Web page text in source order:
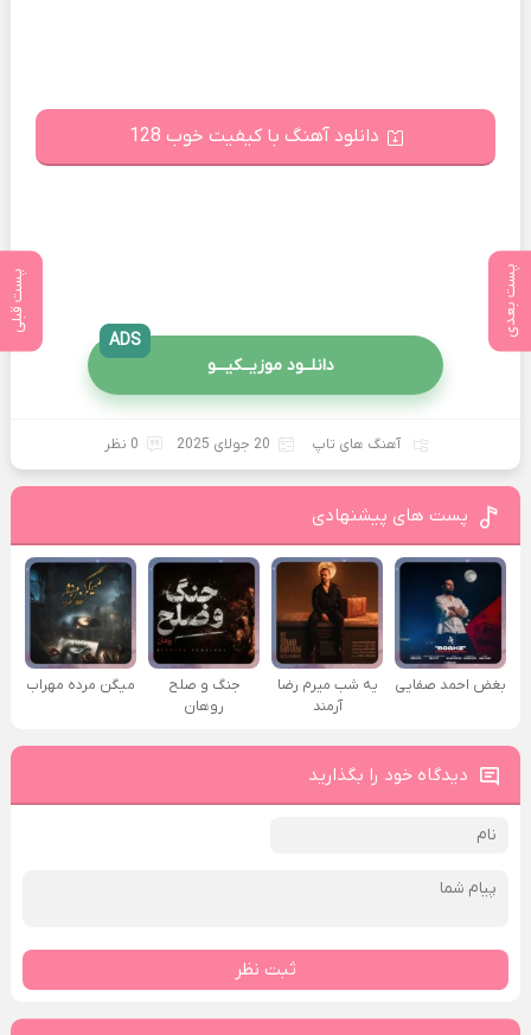
پست بعدی پست قبلی
دانلود آهنگ با کیفیت خوب 128
دانلــود موزیــکیـــو
ADS
آهنگ های تاپ 20 جولای 2025 0 نظر
پست های پیشنهادی
بغض احمد صفایی
یه شب میرم رضا
آرمند
جنگ و صلح
روهان
میگن مرده مهراب
دیدگاه خود را بگذارید
ثبت نظر